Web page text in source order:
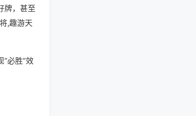
牌，甚至
,趣游天
必胜”效